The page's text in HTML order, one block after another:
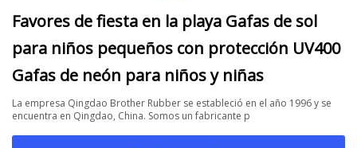
Favores de fiesta en la playa Gafas de sol
para niños pequeños con protección UV400
Gafas de neón para niños y niñas
La empresa Qingdao Brother Rubber se estableció en el año 1996 y se
encuentra en Qingdao, China. Somos un fabricante p